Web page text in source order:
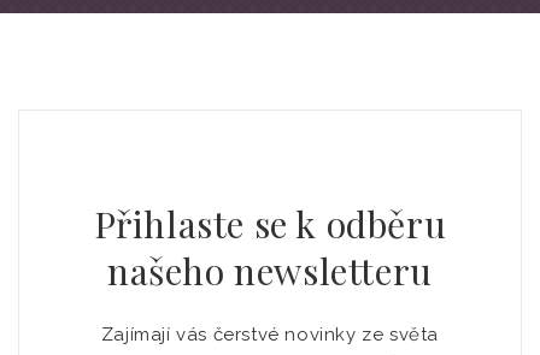
Přihlaste se k odběru
našeho newsletteru
Zajímají vás čerstvé novinky ze světa